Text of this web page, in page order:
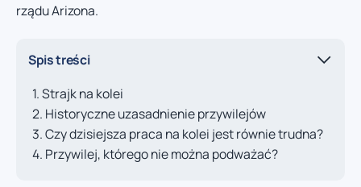
rządu Arizona.
Spis treści
Strajk na kolei
Historyczne uzasadnienie przywilejów
Czy dzisiejsza praca na kolei jest równie trudna?
Przywilej, którego nie można podważać?